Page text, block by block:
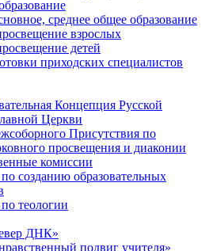
среднее общее образование
взрослых
детей
приходских специалистов
Концепция Русской
Церкви
Присутствия по
просвещения и диаконии
комиссии
созданию образовательных
теологии
ДНК»
подвиг учителя»